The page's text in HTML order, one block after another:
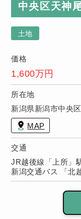
中央区天神
土地
価格
1,600万円
所在地
新潟県新潟市中央
MAP
交通
JR越後線「上所」
新潟交通バス 「北